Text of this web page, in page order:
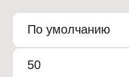
По умолчанию
50